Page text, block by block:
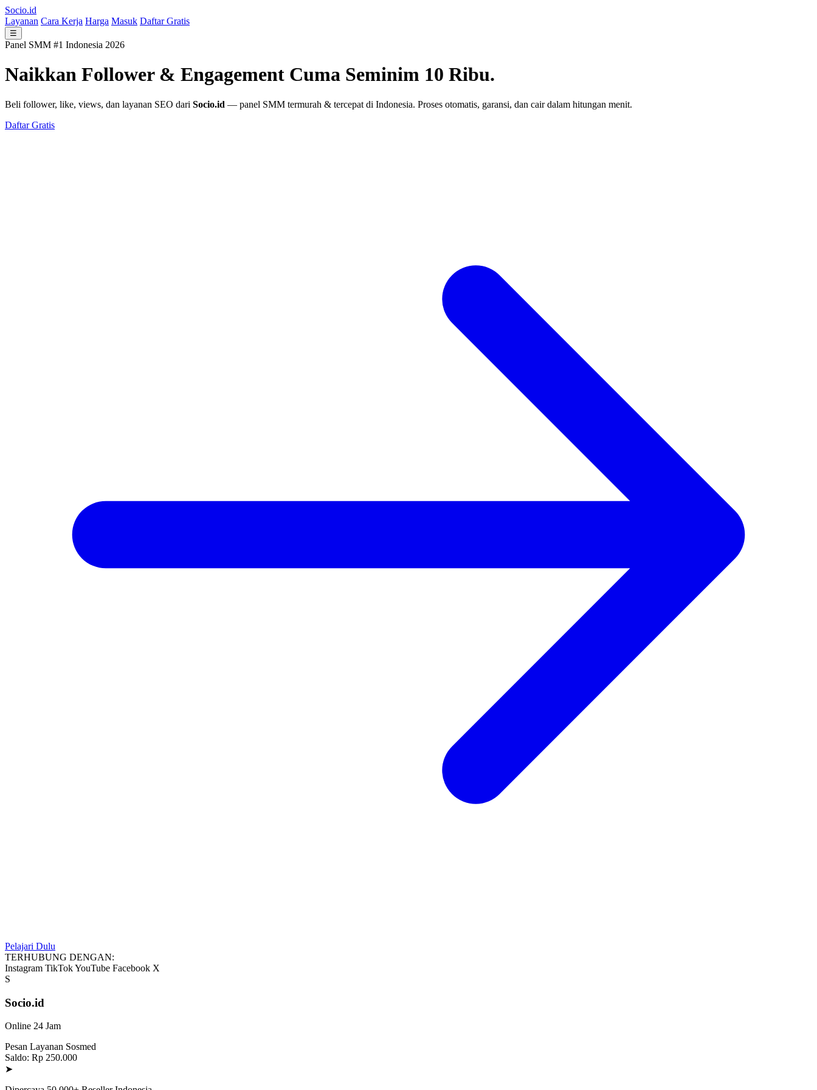
Socio.id
Layanan Cara Kerja Harga Masuk Daftar Gratis
☰
Panel SMM #1 Indonesia 2026
Naikkan Follower & Engagement Cuma Seminim 10 Ribu.
Beli follower, like, views, dan layanan SEO dari Socio.id — panel SMM termurah & tercepat di Indonesia. Proses otomatis, garansi, dan cair dalam hitungan menit.
Daftar Gratis
Pelajari Dulu
TERHUBUNG DENGAN:
Instagram TikTokYouTube Facebook X
S
Socio.id
Online 24 Jam
Pesan Layanan Sosmed
Saldo: Rp 250.000
➤